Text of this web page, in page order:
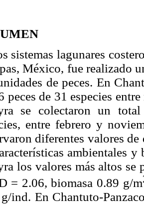
sistemas lagunares
México, fue realizado
de peces. En
peces de 31 especies
se colectaron un
entre febrero y
diferentes valores
ambientales y
los valores más altos
= 2.06, biomasa 0.89 g/m
ind. En Chantuto-